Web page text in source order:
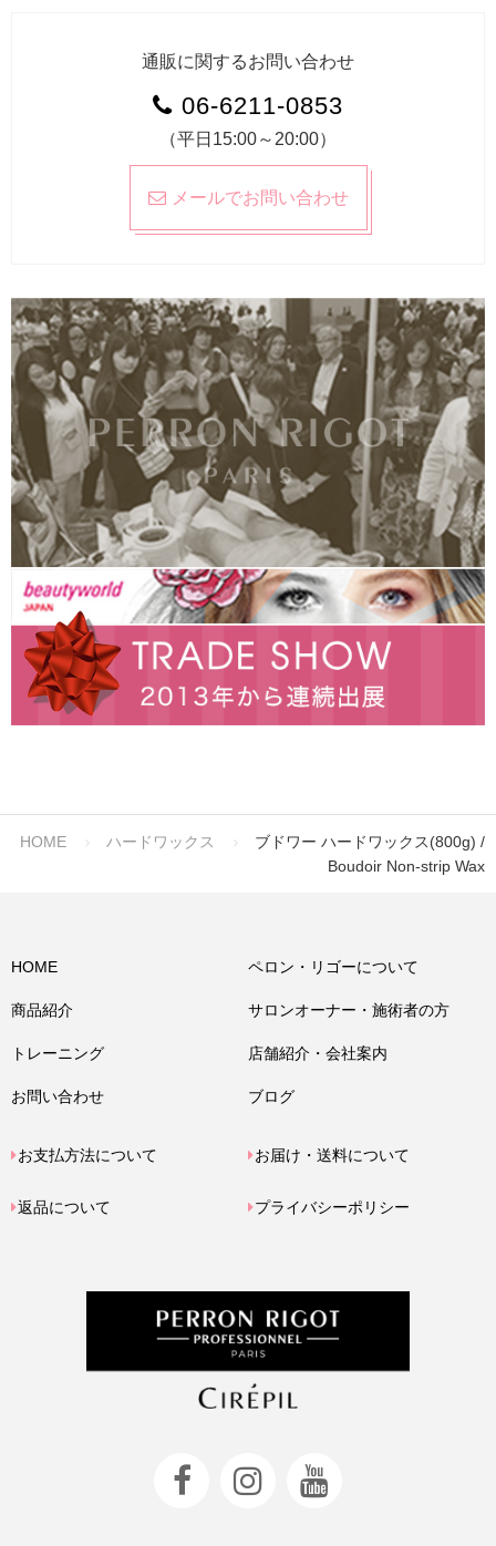
通販に関するお問い合わせ
06-6211-0853
（平日15:00～20:00）
メールでお問い合わせ
HOME ハードワックス
ブドワー ハードワックス(800g) /
Boudoir Non-strip Wax
HOME ペロン・リゴーについて
商品紹介 サロンオーナー・施術者の方
トレーニング 店舗紹介・会社案内
お問い合わせ ブログ
お支払方法について お届け・送料について
返品について プライバシーポリシー